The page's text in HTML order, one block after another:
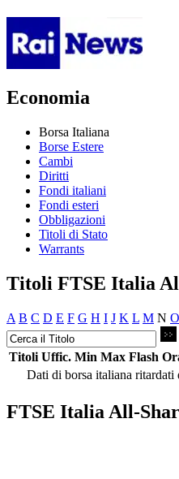
Economia
Borsa Italiana
Borse Estere
Cambi
Diritti
Fondi italiani
Fondi esteri
Obbligazioni
Titoli di Stato
Warrants
Titoli FTSE Italia
A B C D E F G H I J K L M N O
Titoli Uffic. Min Max Flash
Dati di borsa italiana ritardati
FTSE Italia All-